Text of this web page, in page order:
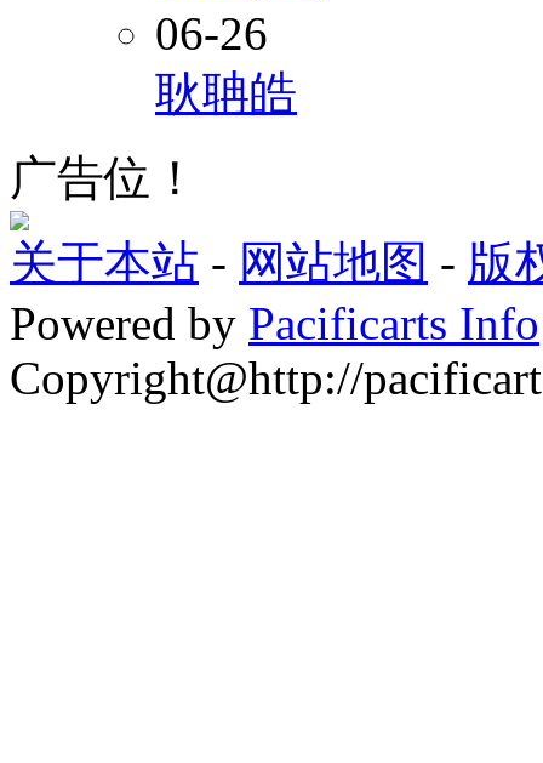
06-26
耿聃皓
广告位！
关于本站 - 网站地图 - 版
Powered by Pacificarts Info
Copyright@http://